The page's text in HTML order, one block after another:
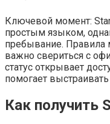
Ключевой момент:
простым языком,
пребывание. Правила
важно свериться с
статус открывает
помогает
Как получить